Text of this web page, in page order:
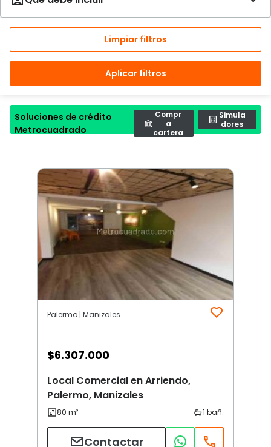
Limpiar filtros
Aplicar filtros
Soluciones de crédito
Metrocuadrado
Compr
a
cartera
Simula
dores
Palermo | Manizales
$6.307.000
Local Comercial en Arriendo,
Palermo, Manizales
Contactar